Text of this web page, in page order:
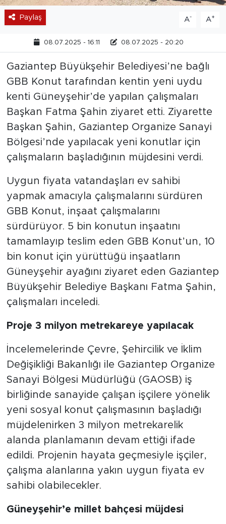
Paylaş A- A+
08.07.2025 - 16:11 08.07.2025 - 20:20
Gaziantep Büyükşehir Belediyesi’ne bağlı
GBB Konut tarafından kentin yeni uydu
kenti Güneyşehir’de yapılan çalışmaları
Başkan Fatma Şahin ziyaret etti. Ziyarette
Başkan Şahin, Gaziantep Organize Sanayi
Bölgesi’nde yapılacak yeni konutlar için
çalışmaların başladığının müjdesini verdi.
Uygun fiyata vatandaşları ev sahibi
yapmak amacıyla çalışmalarını sürdüren
GBB Konut, inşaat çalışmalarını
sürdürüyor. 5 bin konutun inşaatını
tamamlayıp teslim eden GBB Konut’un, 10
bin konut için yürüttüğü inşaatların
Güneyşehir ayağını ziyaret eden Gaziantep
Büyükşehir Belediye Başkanı Fatma Şahin,
çalışmaları inceledi.
Proje 3 milyon metrekareye yapılacak
İncelemelerinde Çevre, Şehircilik ve İklim
Değişikliği Bakanlığı ile Gaziantep Organize
Sanayi Bölgesi Müdürlüğü (GAOSB) iş
birliğinde sanayide çalışan işçilere yönelik
yeni sosyal konut çalışmasının başladığı
müjdelenirken 3 milyon metrekarelik
alanda planlamanın devam ettiği ifade
edildi. Projenin hayata geçmesiyle işçiler,
çalışma alanlarına yakın uygun fiyata ev
sahibi olabilecekler.
Güneyşehir’e millet bahçesi müjdesi